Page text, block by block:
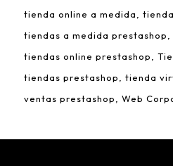
tienda online a medida
tiendas a medida prestashop
tiendas online prestashop
tiendas prestashop
tienda
ventas prestashop
Web